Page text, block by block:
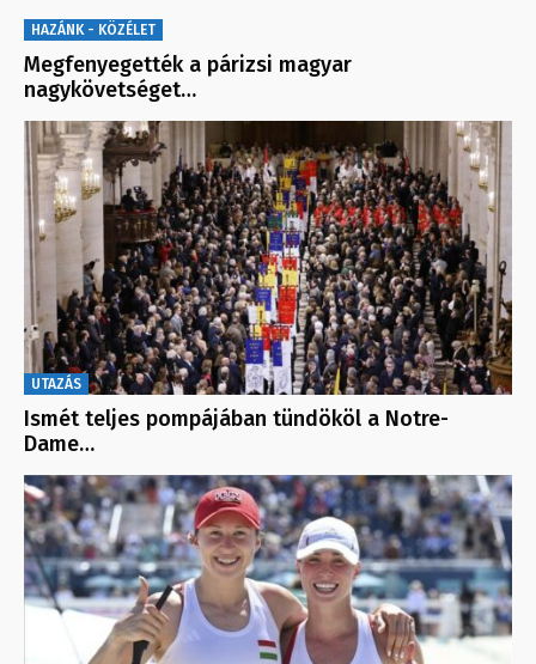
HAZÁNK - KÖZÉLET
Megfenyegették a párizsi magyar
nagykövetséget…
UTAZÁS
Ismét teljes pompájában tündököl a Notre-
Dame…